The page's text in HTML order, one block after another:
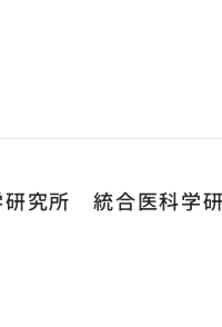
研究所 統合医科学